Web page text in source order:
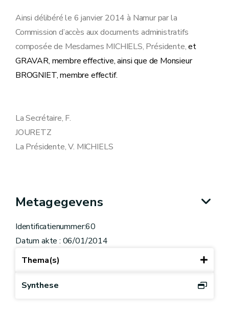
Ainsi délibéré le 6 janvier 2014 à Namur par la
Commission d’accès aux documents administratifs
composée de Mesdames MICHIELS, Présidente,et
GRAVAR, membre effective, ainsi que de Monsieur
BROGNIET, membre effectif.
La Secrétaire, F.
JOURETZ
La Présidente, V. MICHIELS
Metagegevens
Identificatienummer:60
Datum akte : 06/01/2014
Thema(s)
Synthese